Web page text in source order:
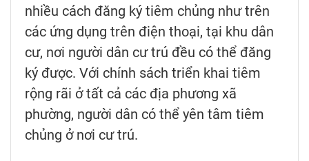
nhiều cách đăng ký tiêm chủng như trên
các ứng dụng trên điện thoại, tại khu dân
cư, nơi người dân cư trú đều có thể đăng
ký được. Với chính sách triển khai tiêm
rộng rãi ở tất cả các địa phương xã
phường, người dân có thể yên tâm tiêm
chủng ở nơi cư trú.